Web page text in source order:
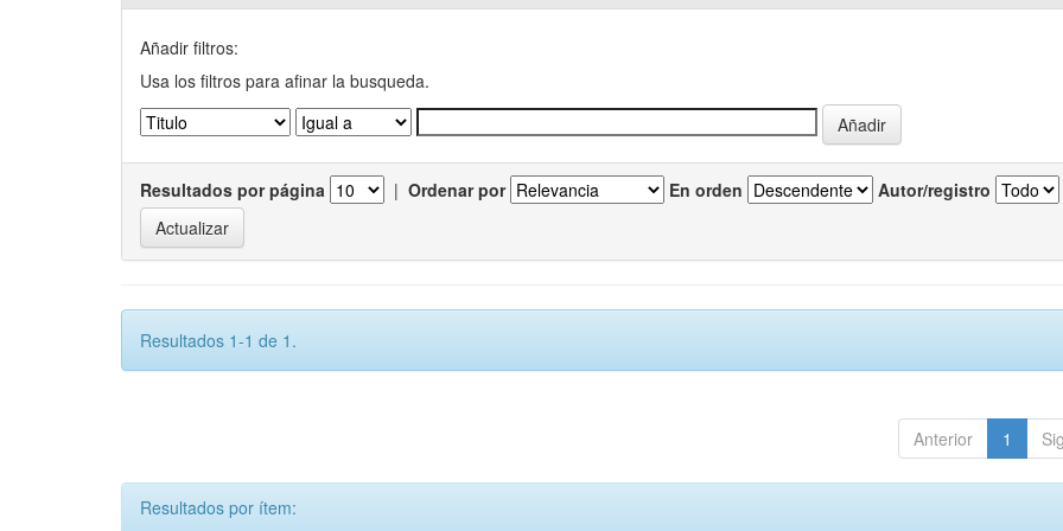
Añadir filtros:
Usa los filtros para afinar la busqueda.
Resultados por página | Ordenar por En orden Autor/registro
Resultados 1-1 de 1.
Anterior 1
Resultados por ítem: